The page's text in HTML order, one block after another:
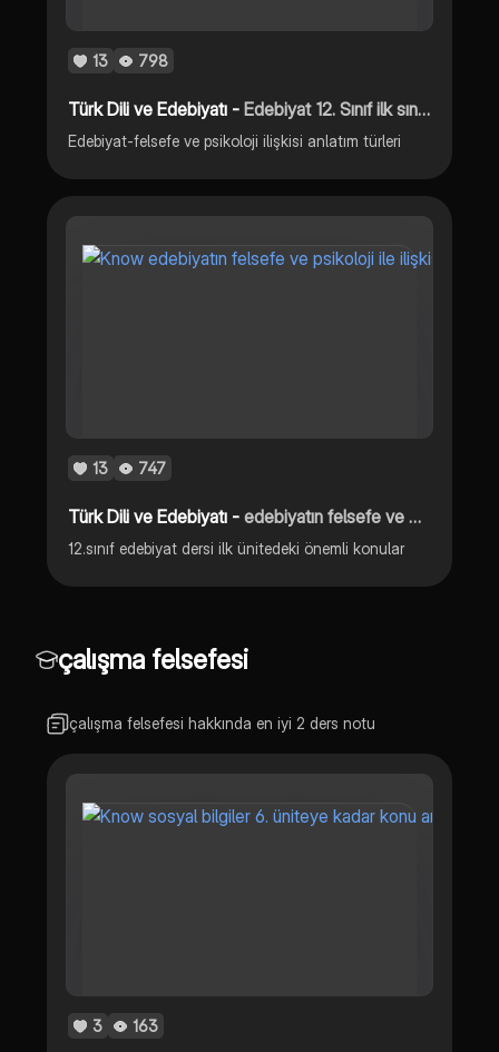
13 798
Türk Dili ve Edebiyatı -Edebiyat 12. Sınıf ilk sınav hazırlık kağıdı
Edebiyat-felsefe ve psikoloji ilişkisi anlatım türleri
13 747
Türk Dili ve Edebiyatı -edebiyatın felsefe ve psikoloji ile ilişkisi, Türkçe sözlükler ve 12 sınıf edebiyatında geçen 11 önemli yazar
12.sınıf edebiyat dersi ilk ünitedeki önemli konular
çalışma felsefesi
çalışma felsefesi hakkında en iyi 2 ders notu
3 163